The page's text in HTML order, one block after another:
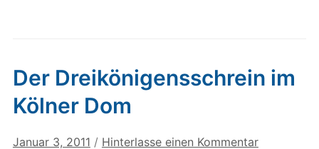
Der Dreikönigensschrein im
Kölner Dom
Januar 3, 2011 / Hinterlasse einen Kommentar